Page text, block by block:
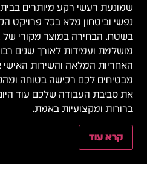
שמונעת רעשי רקע מיותרים
נפשי וביטחון מלא בכל
מושלמת ועמידות לאורך שנים
האחריות המלאה והשירות האישי
מבטיחים לכם רכישה בטוחה
את סביבת העבודה שלכם עוד
ברורות ומקצועיות באמת.
קרא עוד